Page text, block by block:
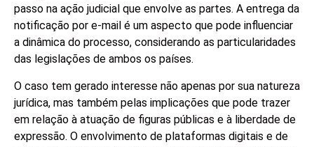
passo na ação judicial que envolve as partes. A entrega da
notificação por e-mail é um aspecto que pode influenciar
a dinâmica do processo, considerando as particularidades
das legislações de ambos os países.
O caso tem gerado interesse não apenas por sua natureza
jurídica, mas também pelas implicações que pode trazer
em relação à atuação de figuras públicas e à liberdade de
expressão. O envolvimento de plataformas digitais e de